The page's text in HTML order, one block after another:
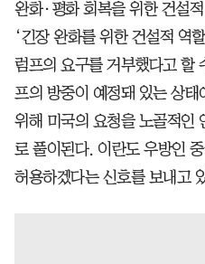
완화·평화 회복을 위한 건설
‘긴장 완화를 위한 건설적 역
럼프의 요구를 거부했다고 할
프의 방중이 예정돼 있는 상태
위해 미국의 요청을 노골적인
로 풀이된다. 이란도 우방인
허용하겠다는 신호를 보내고